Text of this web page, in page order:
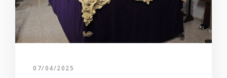
07/04/2025